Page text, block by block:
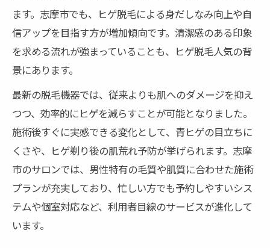
脱毛が身だしなみに与える影響とは
ヒゲ脱毛で毎日の印象をアップさせる
メンズ脱毛で理想の習慣を手に入れる方法
ヒゲ脱毛後の身だしなみ維持術を紹介
脱毛で清潔感を保つための工夫
脱毛後の肌ケアが違いを生む理由とは
脱毛後に欠かせない肌ケアの基本
ヒゲ脱毛後の肌トラブル予防法
メンズ脱毛後の正しいアフターケア
脱毛で美肌を保つための工夫とは
ます。志摩市でも、ヒゲ脱毛による身だしなみ向上や自
信アップを目指す方が増加傾向です。清潔感のある印象
を求める流れが強まっていることも、ヒゲ脱毛人気の背
景にあります。
最新の脱毛機器では、従来よりも肌へのダメージを抑え
つつ、効率的にヒゲを減らすことが可能となりました。
施術後すぐに実感できる変化として、青ヒゲの目立ちに
くさや、ヒゲ剃り後の肌荒れ予防が挙げられます。志摩
市のサロンでは、男性特有の毛質や肌質に合わせた施術
プランが充実しており、忙しい方でも予約しやすいシス
テムや個室対応など、利用者目線のサービスが進化して
います。